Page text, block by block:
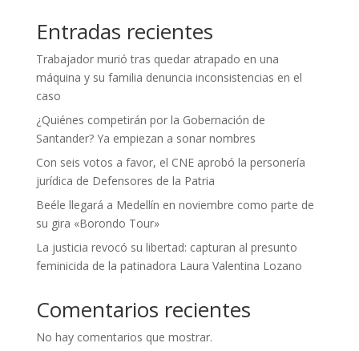
Entradas recientes
Trabajador murió tras quedar atrapado en una
máquina y su familia denuncia inconsistencias en el
caso
¿Quiénes competirán por la Gobernación de
Santander? Ya empiezan a sonar nombres
Con seis votos a favor, el CNE aprobó la personería
jurídica de Defensores de la Patria
Beéle llegará a Medellín en noviembre como parte de
su gira «Borondo Tour»
La justicia revocó su libertad: capturan al presunto
feminicida de la patinadora Laura Valentina Lozano
Comentarios recientes
No hay comentarios que mostrar.